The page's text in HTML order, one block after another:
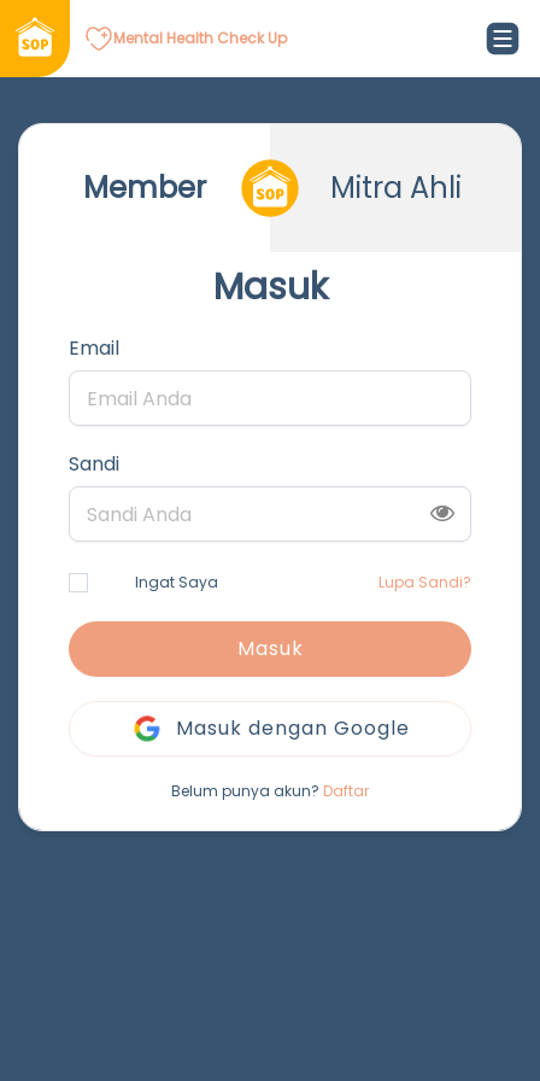
Mental Health Check Up
Member Mitra Ahli
Masuk
Email
Sandi
Ingat Saya Lupa Sandi?
Masuk
Masuk dengan Google
Belum punya akun? Daftar